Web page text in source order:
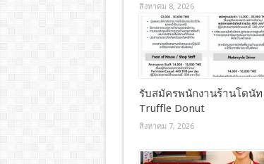
สิงหาคม 8, 2026
รับสมัครพนักงานร้านโดนัท
Truffle Donut
สิงหาคม 7, 2026